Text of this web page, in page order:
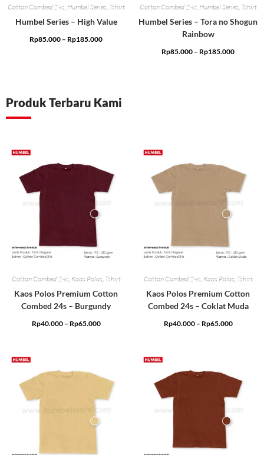
Cotton Combed 24s, Humbel Series, Tshirt
Humbel Series – High Value
Rp85.000 – Rp185.000
Cotton Combed 24s, Humbel Series, Tshirt
Humbel Series – Tora no Shogun
Rainbow
Rp85.000 – Rp185.000
Produk Terbaru Kami
Cotton Combed 24s, Kaos Polos, Tshirt
Kaos Polos Premium Cotton
Combed 24s – Burgundy
Rp40.000 – Rp65.000
Cotton Combed 24s, Kaos Polos, Tshirt
Kaos Polos Premium Cotton
Combed 24s – Coklat Muda
Rp40.000 – Rp65.000